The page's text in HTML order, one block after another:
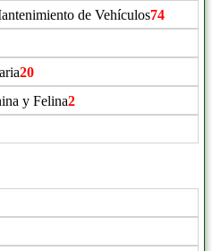
de Vehículos74
20
y Felina2